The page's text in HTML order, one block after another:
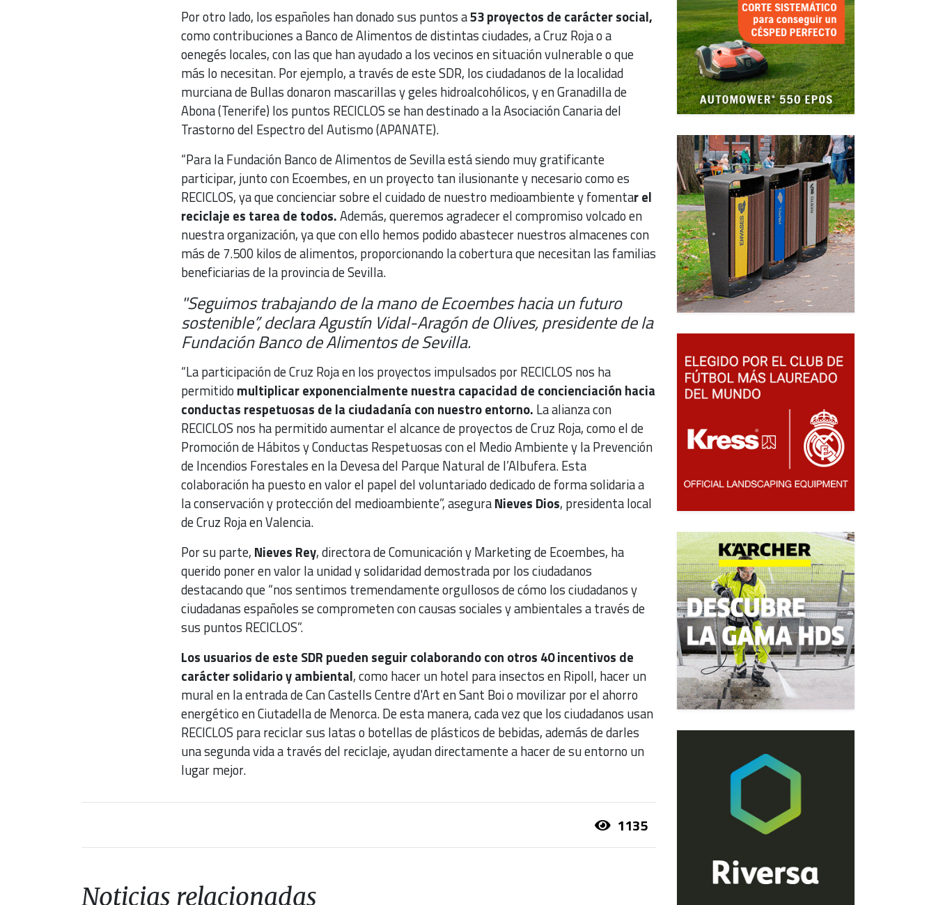
Por otro lado, los españoles han donado sus puntos a53 proyectos de carácter social,
como contribuciones a Banco de Alimentos de distintas ciudades, a Cruz Roja o a
oenegés locales, con las que han ayudado a los vecinos en situación vulnerable o que
más lo necesitan. Por ejemplo, a través de este SDR, los ciudadanos de la localidad
murciana de Bullas donaron mascarillas y geles hidroalcohólicos, y en Granadilla de
Abona (Tenerife) los puntos RECICLOS se han destinado a la Asociación Canaria del
Trastorno del Espectro del Autismo (APANATE).
“Para la Fundación Banco de Alimentos de Sevilla está siendo muy gratificante
participar, junto con Ecoembes, en un proyecto tan ilusionante y necesario como es
RECICLOS, ya que concienciar sobre el cuidado de nuestro medioambiente y fomentar el
reciclaje es tarea de todos.Además, queremos agradecer el compromiso volcado en
nuestra organización, ya que con ello hemos podido abastecer nuestros almacenes con
más de 7.500 kilos de alimentos, proporcionando la cobertura que necesitan las familias
beneficiarias de la provincia de Sevilla.
"Seguimos trabajando de la mano de Ecoembes hacia un futuro
sostenible”, declara Agustín Vidal-Aragón de Olives, presidente de la
Fundación Banco de Alimentos de Sevilla.
“La participación de Cruz Roja en los proyectos impulsados por RECICLOS nos ha
permitido multiplicar exponencialmente nuestra capacidad de concienciación hacia
conductas respetuosas de la ciudadanía con nuestro entorno. La alianza con
RECICLOS nos ha permitido aumentar el alcance de proyectos de Cruz Roja, como el de
Promoción de Hábitos y Conductas Respetuosas con el Medio Ambiente y la Prevención
de Incendios Forestales en la Devesa del Parque Natural de l’Albufera. Esta
colaboración ha puesto en valor el papel del voluntariado dedicado de forma solidaria a
la conservación y protección del medioambiente”, aseguraNieves Dios, presidenta local
de Cruz Roja en Valencia.
Por su parte, Nieves Rey, directora de Comunicación y Marketing de Ecoembes, ha
querido poner en valor la unidad y solidaridad demostrada por los ciudadanos
destacando que “nos sentimos tremendamente orgullosos de cómo los ciudadanos y
ciudadanas españoles se comprometen con causas sociales y ambientales a través de
sus puntos RECICLOS”.
Los usuarios de este SDR pueden seguir colaborando con otros 40 incentivos de
carácter solidario y ambiental, como hacer un hotel para insectos en Ripoll, hacer un
mural en la entrada de Can Castells Centre d'Art en Sant Boi o movilizar por el ahorro
energético en Ciutadella de Menorca. De esta manera, cada vez que los ciudadanos usan
RECICLOS para reciclar sus latas o botellas de plásticos de bebidas, además de darles
una segunda vida a través del reciclaje, ayudan directamente a hacer de su entorno un
lugar mejor.
1135
Noticias relacionadas